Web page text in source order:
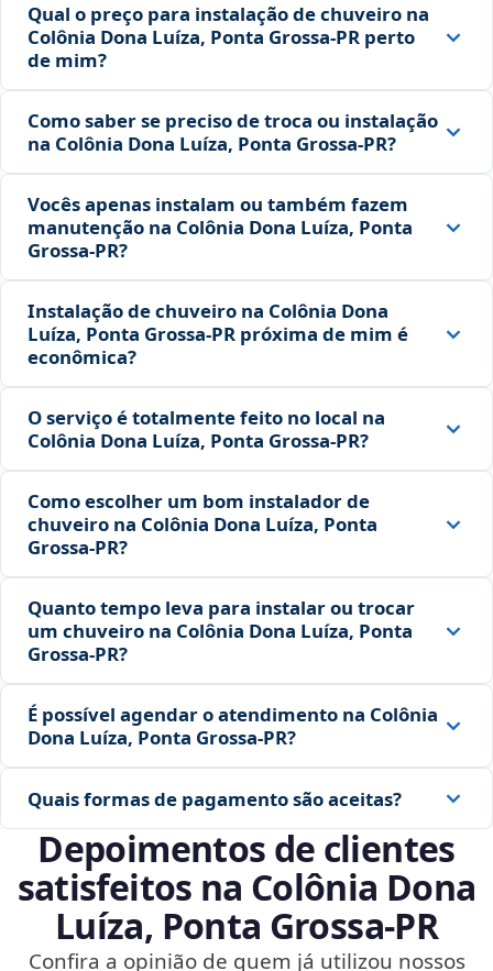
Qual o preço para instalação de chuveiro na
Colônia Dona Luíza, Ponta Grossa‑PR perto
de mim?
Como saber se preciso de troca ou instalação
na Colônia Dona Luíza, Ponta Grossa‑PR?
Vocês apenas instalam ou também fazem
manutenção na Colônia Dona Luíza, Ponta
Grossa‑PR?
Instalação de chuveiro na Colônia Dona
Luíza, Ponta Grossa‑PR próxima de mim é
econômica?
O serviço é totalmente feito no local na
Colônia Dona Luíza, Ponta Grossa‑PR?
Como escolher um bom instalador de
chuveiro na Colônia Dona Luíza, Ponta
Grossa‑PR?
Quanto tempo leva para instalar ou trocar
um chuveiro na Colônia Dona Luíza, Ponta
Grossa‑PR?
É possível agendar o atendimento na Colônia
Dona Luíza, Ponta Grossa‑PR?
Quais formas de pagamento são aceitas?
Depoimentos de clientes
satisfeitos na Colônia Dona
Luíza, Ponta Grossa‑PR
Confira a opinião de quem já utilizou nossos